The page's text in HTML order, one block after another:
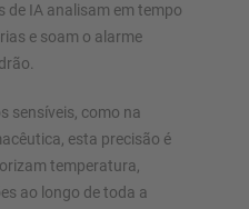
de IA analisam em tempo
e soam o alarme
sensíveis, como na
esta precisão é
temperatura,
ao longo de toda a